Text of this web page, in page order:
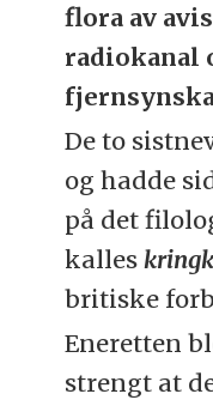
flora av
radiokanal
De to
og hadde
på det
kalles
britiske
Eneretten
strengt at